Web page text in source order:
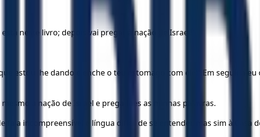
neste livro; depois vai pregar à nação de Israel!”
estou lhe dando e enche o teu estomago com ele!” Em seguida
à nação de Israel e prega-lhes as minhas palavras.
incompreensível e língua difícil de se entender, mas sim à Casa